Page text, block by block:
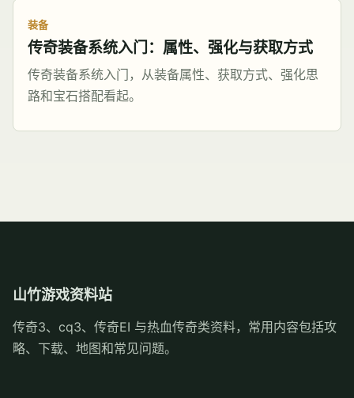
装备
传奇装备系统入门：属性、强化与获取方式
传奇装备系统入门，从装备属性、获取方式、强化思
路和宝石搭配看起。
山竹游戏资料站
传奇3、cq3、传奇EI 与热血传奇类资料，常用内容包括攻
略、下载、地图和常见问题。